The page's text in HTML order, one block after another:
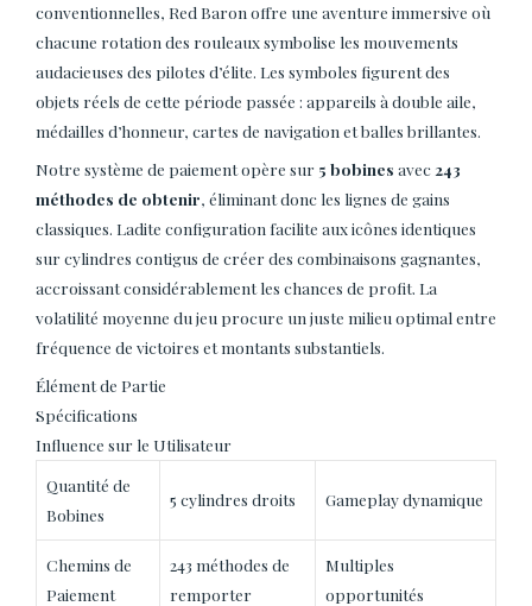
conventionnelles, Red Baron offre une aventure immersive où
chacune rotation des rouleaux symbolise les mouvements
audacieuses des pilotes d’élite. Les symboles figurent des
objets réels de cette période passée : appareils à double aile,
médailles d’honneur, cartes de navigation et balles brillantes.
Notre système de paiement opère sur 5 bobines avec 243
méthodes de obtenir, éliminant donc les lignes de gains
classiques. Ladite configuration facilite aux icônes identiques
sur cylindres contigus de créer des combinaisons gagnantes,
accroissant considérablement les chances de profit. La
volatilité moyenne du jeu procure un juste milieu optimal entre
fréquence de victoires et montants substantiels.
Élément de Partie
Spécifications
Influence sur le Utilisateur
Quantité de
Bobines
5 cylindres droits Gameplay dynamique
Chemins de
Paiement
243 méthodes de
remporter
Multiples
opportunités